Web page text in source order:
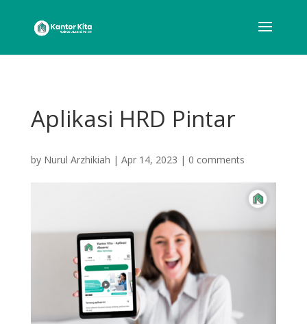
Aplikasi HRD Pintar
by Nurul Arzhikiah | Apr 14, 2023 | 0 comments